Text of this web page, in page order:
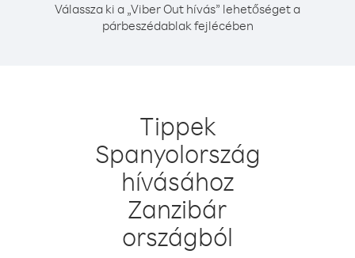
Válassza ki a „Viber Out hívás” lehetőséget a
párbeszédablak fejlécében
Tippek
Spanyolország
hívásához
Zanzibár
országból